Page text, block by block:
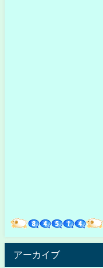
アーカイブ